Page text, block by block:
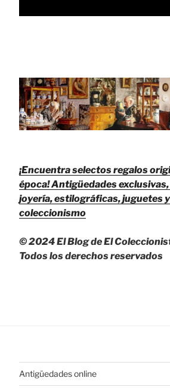
¡Encuentra selectos regalos
época!Antigüedades
joyería, estilográficas, juguetes
coleccionismo
© 2024 El Blog de El
Todos los derechos reservados
Antigüedades online